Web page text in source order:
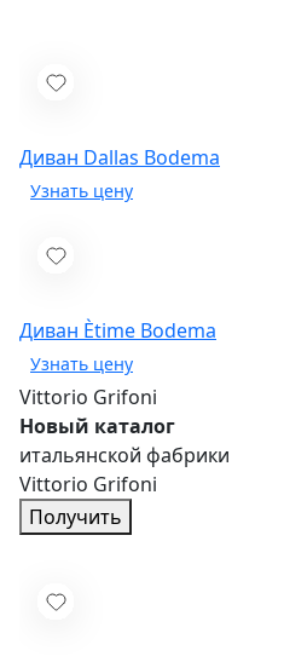
Диван Dallas Bodema
Диван Ètime Bodema
Vittorio Grifoni
Новый каталог
итальянской фабрики
Vittorio Grifoni
Получить